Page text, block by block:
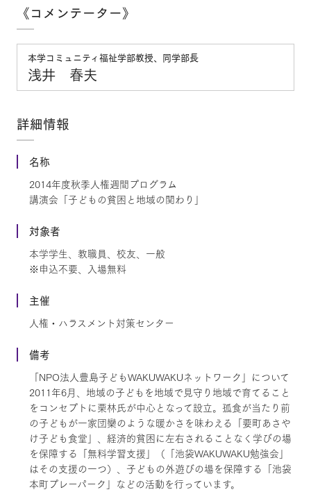
《コメンテーター》
本学コミュニティ福祉学部教授、同学部長
浅井 春夫
詳細情報
名称
2014年度秋季人権週間プログラム
講演会「子どもの貧困と地域の関わり」
対象者
本学学生、教職員、校友、一般
※申込不要、入場無料
主催
人権・ハラスメント対策センター
備考
「NPO法人豊島子どもWAKUWAKUネットワーク」について
2011年6月、地域の子どもを地域で見守り地域で育てること
をコンセプトに栗林氏が中心となって設立。孤食が当たり前
の子どもが一家団欒のような暖かさを味わえる「要町あさや
け子ども食堂」、経済的貧困に左右されることなく学びの場
を保障する「無料学習支援」（「池袋WAKUWAKU勉強会」
はその支援の一つ）、子どもの外遊びの場を保障する「池袋
本町プレーパーク」などの活動を行っています。